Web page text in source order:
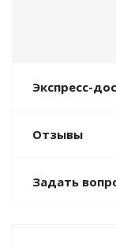
Экспресс-
Отзывы
Задать